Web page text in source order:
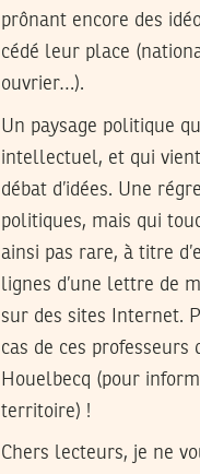
prônant encore des
cédé leur place
ouvrier…).
Un paysage politique
intellectuel, et qui
débat d’idées. Une
politiques, mais qui
ainsi pas rare, à titre
lignes d’une lettre de
sur des sites Internet.
cas de ces
Houelbecq (pour
territoire) !
Chers lecteurs, je ne